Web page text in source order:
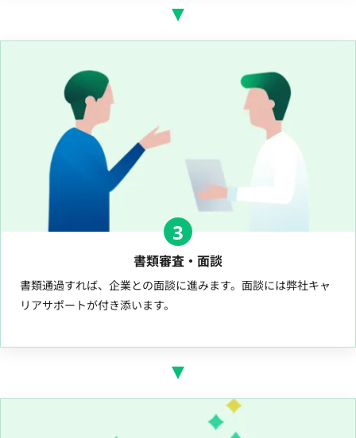
3
書類審査・面談
書類通過すれば、企業との面談に進みます。面談には弊社キャ
リアサポートが付き添います。